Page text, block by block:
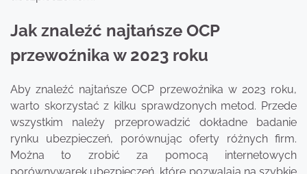
Jak znaleźć najtańsze OCP
przewoźnika w 2023 roku
Aby znaleźć najtańsze OCP przewoźnika w 2023 roku,
warto skorzystać z kilku sprawdzonych metod. Przede
wszystkim należy przeprowadzić dokładne badanie
rynku ubezpieczeń, porównując oferty różnych firm.
Można to zrobić za pomocą internetowych